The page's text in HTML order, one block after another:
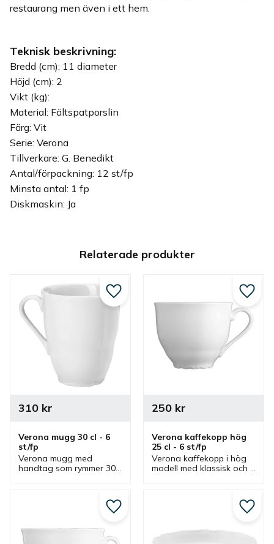
restaurang men även i ett hem.
Teknisk beskrivning:
Bredd (cm): 11 diameter
Höjd (cm): 2
Vikt (kg):
Material: Fältspatporslin
Färg: Vit
Serie: Verona
Tillverkare: G. Benedikt
Antal/förpackning: 12 st/fp
Minsta antal: 1 fp
Diskmaskin: Ja
Relaterade produkter
Verona mugg 30 cl - 6
st/fp
Verona mugg med
handtag som rymmer 30
310kr
Lägg till i favoriter
Verona kaffekopp hög
25 cl - 6 st/fp
Verona kaffekopp i hög
modell med klassisk och
Kaffekopp med kaffefat
250kr
Lägg
Lägg till i favoriter Lägg